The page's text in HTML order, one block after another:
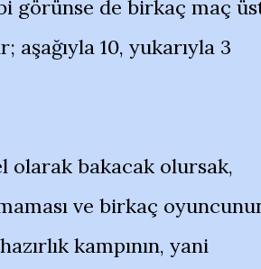
görünse de birkaç maç
aşağıyla 10, yukarıyla 3
olarak bakacak olursak,
ve birkaç
kampının, yani